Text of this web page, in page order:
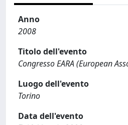
Anno
2008
Titolo dell'evento
Congresso EARA (European
Luogo dell'evento
Torino
Data dell'evento